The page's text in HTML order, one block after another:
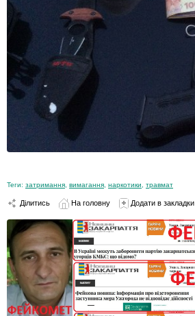
Теги: затримання вимагання наркотики травмат
Ділитись На головну Додати в закладки